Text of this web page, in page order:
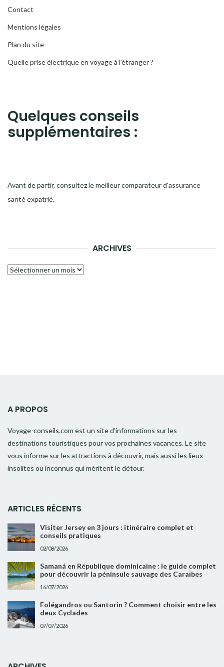
Contact
Mentions légales
Plan du site
Quelle prise électrique en voyage à l'étranger ?
Quelques conseils
supplémentaires :
Avant de partir, consultez le meilleur comparateur d'assurance
santé expatrié.
ARCHIVES
Archives
A PROPOS
Voyage-conseils.com est un site d’informations sur les
destinations touristiques pour vos prochaines vacances. Le site
vous informe sur les attractions à découvrir, mais aussi les lieux
insolites ou inconnus qui méritent le détour.
ARTICLES RÉCENTS
Visiter Jersey en 3 jours : itinéraire complet et
conseils pratiques
02/08/2026
Samaná en République dominicaine : le guide complet
pour découvrir la péninsule sauvage des Caraïbes
16/07/2026
Folégandros ou Santorin ? Comment choisir entre les
deux Cyclades
07/07/2026